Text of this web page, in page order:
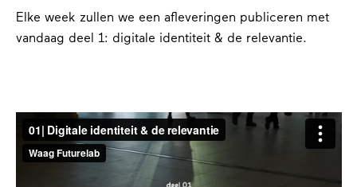
Elke week zullen we een afleveringen publiceren met
vandaag deel 1: digitale identiteit & de relevantie.